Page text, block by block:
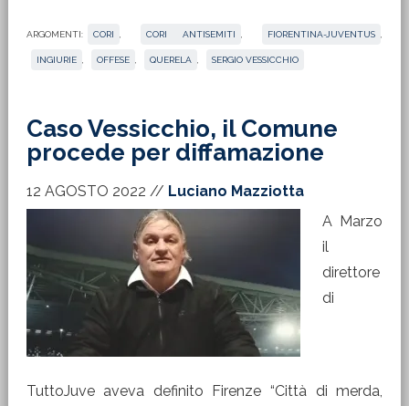
ARGOMENTI: CORI CORI ANTISEMITI FIORENTINA-JUVENTUS
INGIURIE OFFESE QUERELA SERGIO VESSICCHIO
Caso Vessicchio, il Comune
procede per diffamazione
12 AGOSTO 2022 // Luciano Mazziotta
A Marzo
il
direttore
di
TuttoJuve aveva definito Firenze “Città di merda,